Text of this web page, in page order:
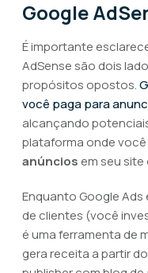
Google
É importante
AdSense são dois
propósitos opostos.
você paga para
alcançando
plataforma onde você
anúncios em seu site
Enquanto Google
de clientes (você
é uma ferramenta de
gera receita a partir